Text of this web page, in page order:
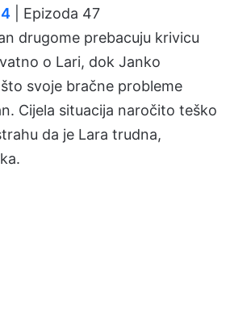
| Epizoda 47
drugome prebacuju krivicu
o Lari, dok Janko
svoje bračne probleme
Cijela situacija naročito teško
da je Lara trudna,